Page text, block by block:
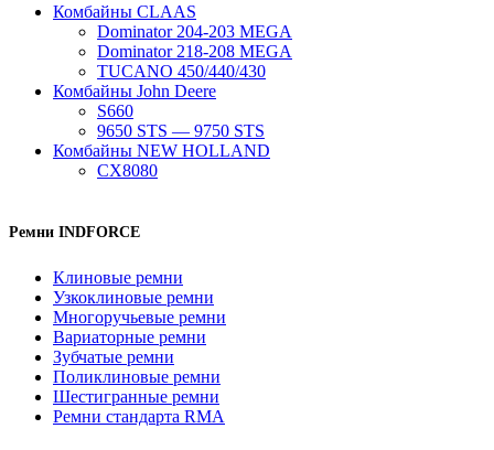
Комбайны CLAAS
Dominator 204-203 MEGA
Dominator 218-208 MEGA
TUCANO 450/440/430
Комбайны John Deere
S660
9650 STS — 9750 STS
Комбайны NEW HOLLAND
CX8080
Ремни INDFORCE
Клиновые ремни
Узкоклиновые ремни
Многоручьевые ремни
Вариаторные ремни
Зубчатые ремни
Поликлиновые ремни
Шестигранные ремни
Ремни стандарта RMA